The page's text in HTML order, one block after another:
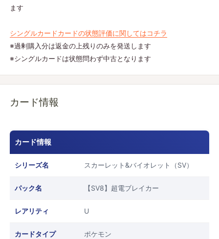
ます
シングルカードカードの状態評価に関してはコチラ
※過剰購入分は返金の上残りのみを発送します
※シングルカードは状態問わず中古となります
カード情報
カード情報
シリーズ名 スカーレット&バイオレット（SV）
パック名 【SV8】超電ブレイカー
レアリティ U
カードタイプ ポケモン